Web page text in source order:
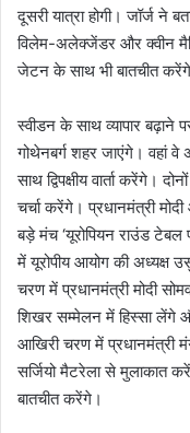
दूसरी यात्रा होगी। जॉर्ज ने
विलेम-अलेक्जेंडर और क्वीन
जेटन के साथ भी बातचीत
स्वीडन के साथ व्यापार बढ़ाने
गोथेनबर्ग शहर जाएंगे। वहां
साथ द्विपक्षीय वार्ता करेंगे।
चर्चा करेंगे। प्रधानमंत्री
बड़े मंच ‘यूरोपियन राउंड टेबल
में यूरोपीय आयोग की अध्यक्ष
चरण में प्रधानमंत्री मोदी
शिखर सम्मेलन में हिस्सा लेंगे
आखिरी चरण में प्रधानमंत्री
सर्जियो मैटरेला से मुलाकात
बातचीत करेंगे।